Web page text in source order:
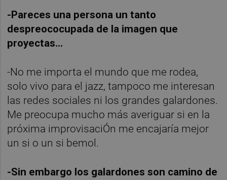
-Pareces una persona un tanto
despreococupada de la imagen que
proyectas...
-No me importa el mundo que me rodea,
solo vivo para el jazz, tampoco me interesan
las redes sociales ni los grandes galardones.
Me preocupa mucho más averiguar si en la
próxima improvisaciÓn me encajaría mejor
un si o un si bemol.
-Sin embargo los galardones son camino de